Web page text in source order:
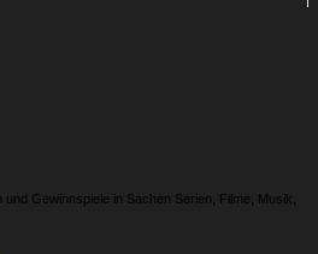
Gewinnspiele in Sachen Serien, Filme, Musik,